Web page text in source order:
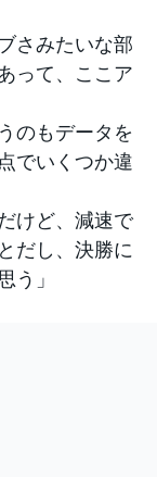
さみたいな部
って、ここア
のもデータを
でいくつか違
けど、減速で
だし、決勝に
う」